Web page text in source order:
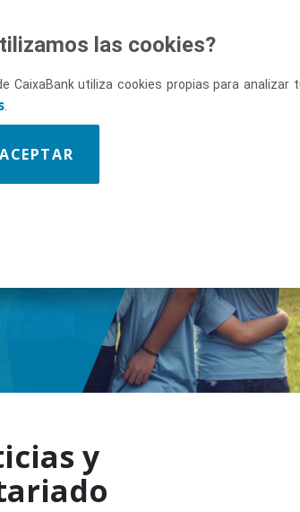
y
las cookies?
CaixaBank utiliza cookies propias para
.
ACEPTAR